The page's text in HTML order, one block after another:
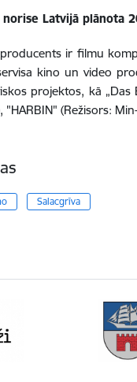
norise Latvijā plānota
ir filmu
kino un video
projektos, kā „Das
"HARBIN" (Režisors:
Salacgrīva